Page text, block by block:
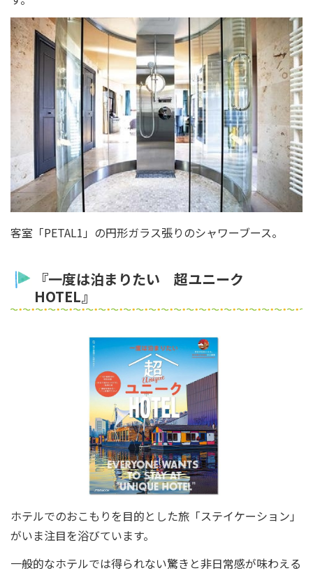
客室「PETAL1」の円形ガラス張りのシャワーブース。
『一度は泊まりたい 超ユニーク
HOTEL』
ホテルでのおこもりを目的とした旅「ステイケーション」
がいま注目を浴びています。
一般的なホテルでは得られない驚きと非日常感が味わえる